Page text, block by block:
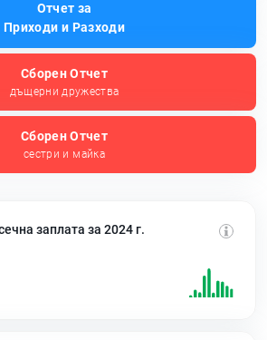
Отчет за
Приходи и Разходи
Сборен Отчет
дъщерни дружества
Сборен Отчет
сестри и майка
заплата за 2024 г.